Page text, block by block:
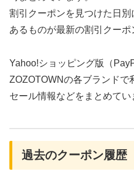
割引クーポンを見つけた日
あるものが最新の割引クーポ
Yahoo!ショッピング版（
ZOZOTOWNの各ブランドで
セール情報などをまとめてい
過去のクーポン履歴